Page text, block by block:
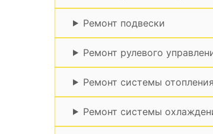
Ремонт подвески
Ремонт рулевого
Ремонт системы отопления
Ремонт системы